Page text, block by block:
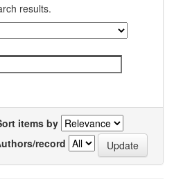
results.
items by
record